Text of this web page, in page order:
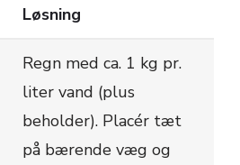
Løsning
Regn med ca. 1 kg pr.
liter vand (plus
beholder). Placér tæt
på bærende væg og